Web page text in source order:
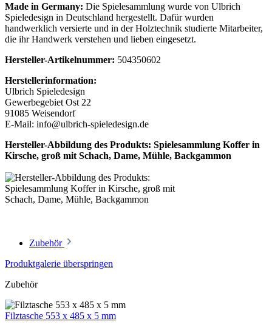
Made in Germany: Die Spielesammlung wurde von Ulbrich
Spieledesign in Deutschland hergestellt. Dafür wurden
handwerklich versierte und in der Holztechnik studierte Mitarbeiter,
die ihr Handwerk verstehen und lieben eingesetzt.
Hersteller-Artikelnummer: 504350602
Herstellerinformation:
Ulbrich Spieledesign
Gewerbegebiet Ost 22
91085 Weisendorf
E-Mail: info@ulbrich-spieledesign.de
Hersteller-Abbildung des Produkts: Spielesammlung Koffer in
Kirsche, groß mit Schach, Dame, Mühle, Backgammon
Zubehör
Produktgalerie überspringen
Zubehör
Filztasche 553 x 485 x 5 mm